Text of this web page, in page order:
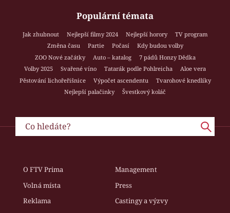
Populární témata
Jak zhubnout Nejlepší filmy 2024 Nejlepší horory
TV program
Změna času
Partie Počasí
Kdy budou volby
ZOO Nové začátky
Auto – katalog
7 pádů Honzy Dědka
Volby 2025
Svařené víno Tatarák podle Pohlreicha
Aloe vera
Pěstování lichořeřišnice
Výpočet ascendentu
Tvarohové knedlíky
Nejlepší palačinky
Švestkový koláč
O FTV Prima
Management
Volná místa
Press
Reklama
Castingy a výzvy